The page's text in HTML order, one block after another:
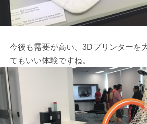
今後も需要が高い、3Dプリンターを
てもいい体験ですね。